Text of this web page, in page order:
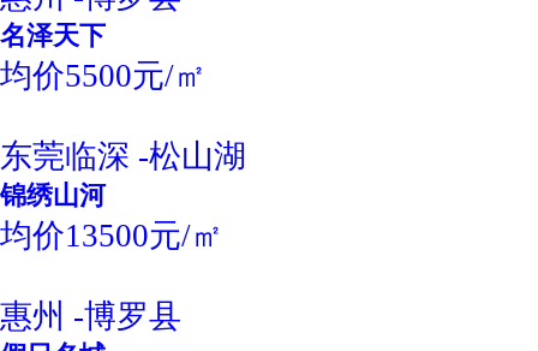
名泽天下
均价5500元/㎡
东莞临深 -松山湖
锦绣山河
均价13500元/㎡
惠州 -博罗县